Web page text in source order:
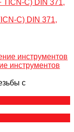
С) DIN 371,
инструментов